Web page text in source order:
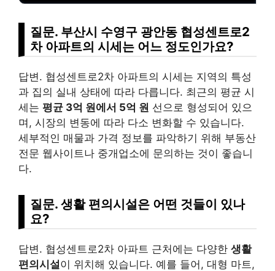
질문. 부산시 수영구 광안동 협성센트로2
차 아파트의 시세는 어느 정도인가요?
답변. 협성센트로2차 아파트의 시세는 지역의 특성
과 집의 실내 상태에 따라 다릅니다. 최근의 평균 시
세는 평균 3억 원에서 5억 원 선으로 형성되어 있으
며, 시장의 변동에 따라 다소 변화할 수 있습니다.
세부적인 매물과 가격 정보를 파악하기 위해 부동산
전문 웹사이트나 중개업소에 문의하는 것이 좋습니
다.
질문. 생활 편의시설은 어떤 것들이 있나
요?
답변. 협성센트로2차 아파트 근처에는 다양한 생활
편의시설이 위치해 있습니다. 예를 들어, 대형 마트,